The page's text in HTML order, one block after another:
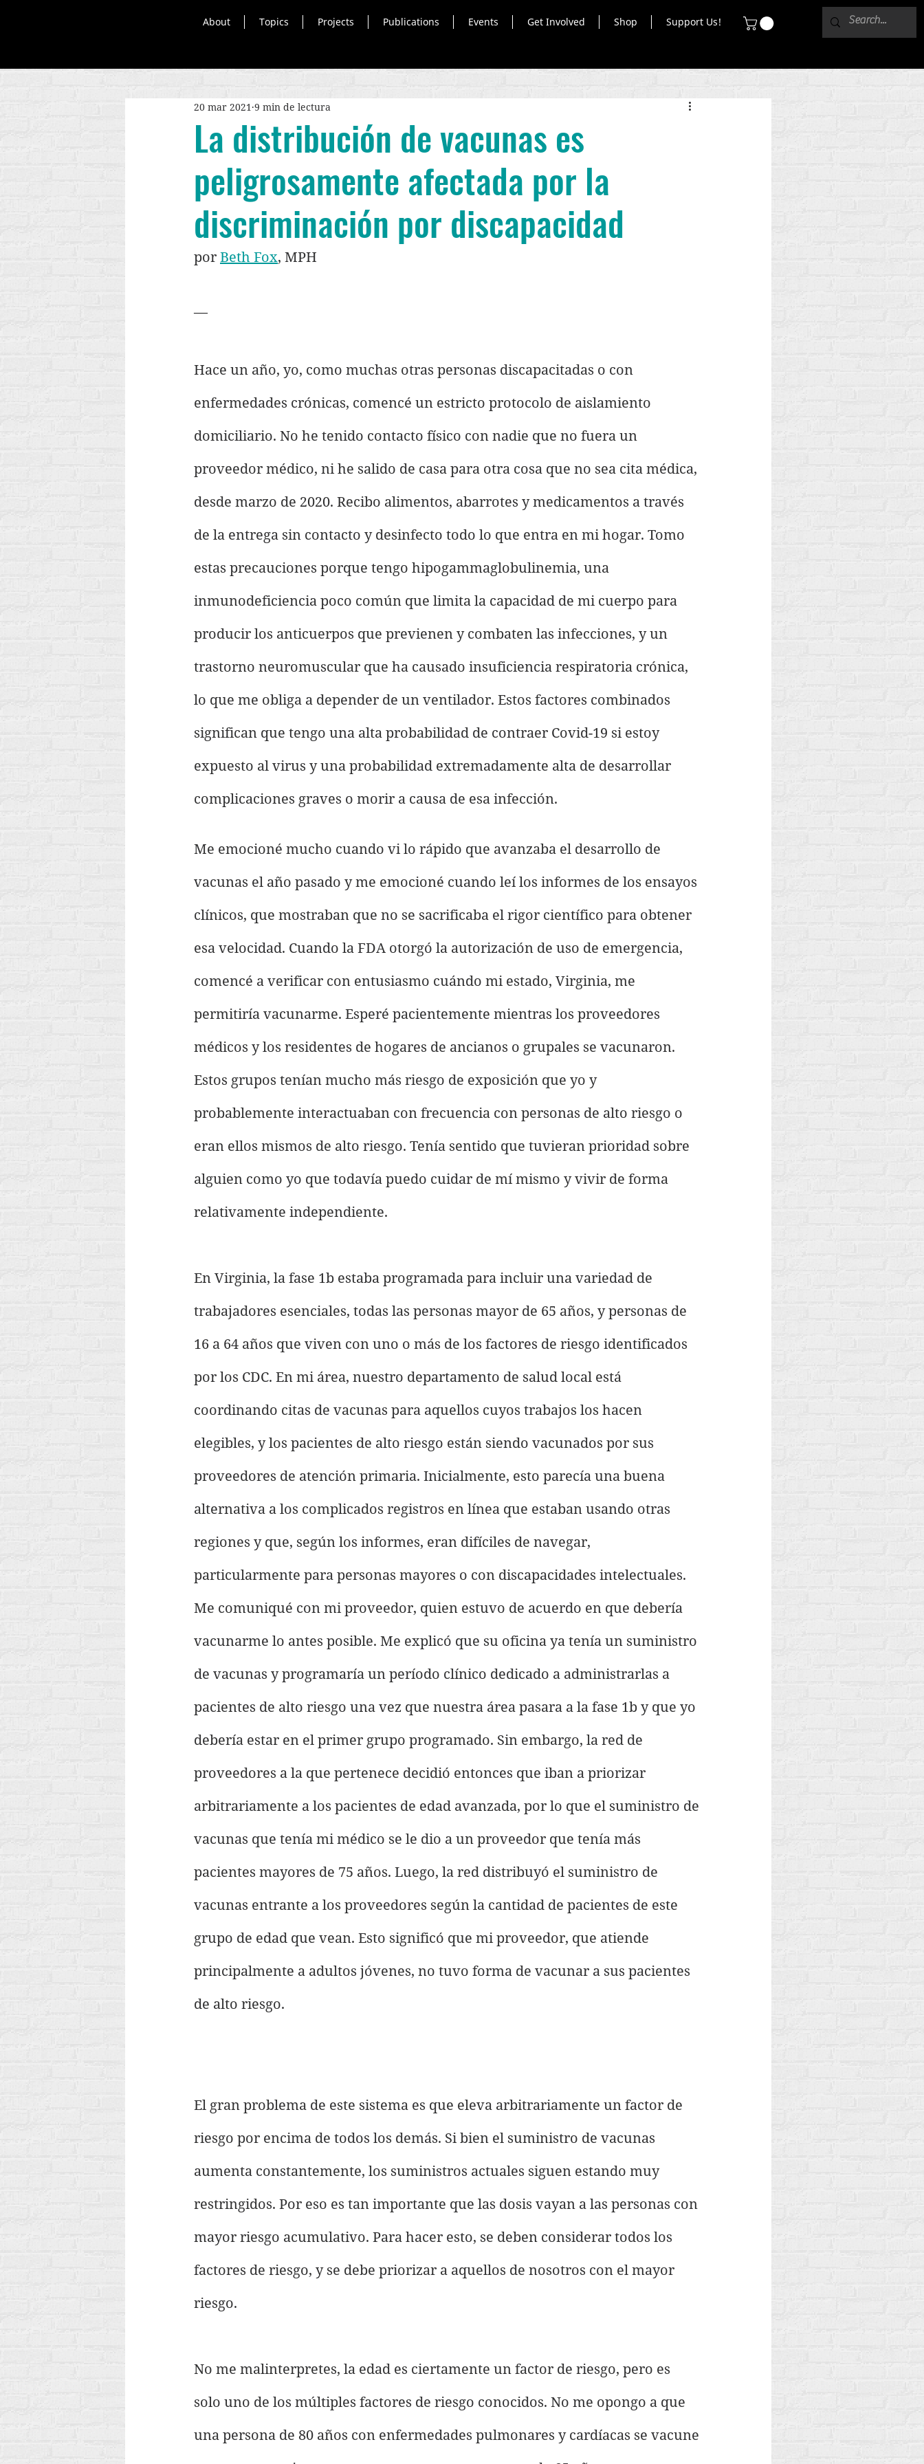
About Topics Projects Publications Events Get Involved Shop Support Us!
La distribución de vacunas es
peligrosamente afectada por la
discriminación por discapacidad
20 mar 2021 9 min de lectura
por Beth Fox, MPH
—
Hace un año, yo, como muchas otras personas discapacitadas o con
enfermedades crónicas, comencé un estricto protocolo de aislamiento
domiciliario. No he tenido contacto físico con nadie que no fuera un
proveedor médico, ni he salido de casa para otra cosa que no sea cita médica,
desde marzo de 2020. Recibo alimentos, abarrotes y medicamentos a través
de la entrega sin contacto y desinfecto todo lo que entra en mi hogar. Tomo
estas precauciones porque tengo hipogammaglobulinemia, una
inmunodeficiencia poco común que limita la capacidad de mi cuerpo para
producir los anticuerpos que previenen y combaten las infecciones, y un
trastorno neuromuscular que ha causado insuficiencia respiratoria crónica,
lo que me obliga a depender de un ventilador. Estos factores combinados
significan que tengo una alta probabilidad de contraer Covid-19 si estoy
expuesto al virus y una probabilidad extremadamente alta de desarrollar
complicaciones graves o morir a causa de esa infección.
Me emocioné mucho cuando vi lo rápido que avanzaba el desarrollo de
vacunas el año pasado y me emocioné cuando leí los informes de los ensayos
clínicos, que mostraban que no se sacrificaba el rigor científico para obtener
esa velocidad. Cuando la FDA otorgó la autorización de uso de emergencia,
comencé a verificar con entusiasmo cuándo mi estado, Virginia, me
permitiría vacunarme. Esperé pacientemente mientras los proveedores
médicos y los residentes de hogares de ancianos o grupales se vacunaron.
Estos grupos tenían mucho más riesgo de exposición que yo y
probablemente interactuaban con frecuencia con personas de alto riesgo o
eran ellos mismos de alto riesgo. Tenía sentido que tuvieran prioridad sobre
alguien como yo que todavía puedo cuidar de mí mismo y vivir de forma
relativamente independiente.
En Virginia, la fase 1b estaba programada para incluir una variedad de
trabajadores esenciales, todas las personas mayor de 65 años, y personas de
16 a 64 años que viven con uno o más de los factores de riesgo identificados
por los CDC. En mi área, nuestro departamento de salud local está
coordinando citas de vacunas para aquellos cuyos trabajos los hacen
elegibles, y los pacientes de alto riesgo están siendo vacunados por sus
proveedores de atención primaria. Inicialmente, esto parecía una buena
alternativa a los complicados registros en línea que estaban usando otras
regiones y que, según los informes, eran difíciles de navegar,
particularmente para personas mayores o con discapacidades intelectuales.
Me comuniqué con mi proveedor, quien estuvo de acuerdo en que debería
vacunarme lo antes posible. Me explicó que su oficina ya tenía un suministro
de vacunas y programaría un período clínico dedicado a administrarlas a
pacientes de alto riesgo una vez que nuestra área pasara a la fase 1b y que yo
debería estar en el primer grupo programado. Sin embargo, la red de
proveedores a la que pertenece decidió entonces que iban a priorizar
arbitrariamente a los pacientes de edad avanzada, por lo que el suministro de
vacunas que tenía mi médico se le dio a un proveedor que tenía más
pacientes mayores de 75 años. Luego, la red distribuyó el suministro de
vacunas entrante a los proveedores según la cantidad de pacientes de este
grupo de edad que vean. Esto significó que mi proveedor, que atiende
principalmente a adultos jóvenes, no tuvo forma de vacunar a sus pacientes
de alto riesgo.
El gran problema de este sistema es que eleva arbitrariamente un factor de
riesgo por encima de todos los demás. Si bien el suministro de vacunas
aumenta constantemente, los suministros actuales siguen estando muy
restringidos. Por eso es tan importante que las dosis vayan a las personas con
mayor riesgo acumulativo. Para hacer esto, se deben considerar todos los
factores de riesgo, y se debe priorizar a aquellos de nosotros con el mayor
riesgo.
No me malinterpretes, la edad es ciertamente un factor de riesgo, pero es
solo uno de los múltiples factores de riesgo conocidos. No me opongo a que
una persona de 80 años con enfermedades pulmonares y cardíacas se vacune